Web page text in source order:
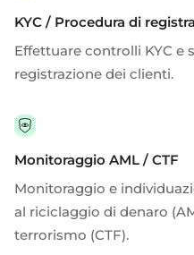
KYC / Procedura di
Effettuare controlli KYC e
registrazione dei clienti.
Monitoraggio AML / CTF
Monitoraggio e
al riciclaggio di denaro
terrorismo (CTF).